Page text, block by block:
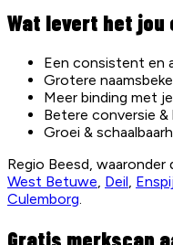
Wat levert het jou
Een consistent en
Grotere
Meer binding met
Betere conversie
Groei &
Regio Beesd, waaronder
West Betuwe, Deil,
Culemborg.
Gratis merkscan